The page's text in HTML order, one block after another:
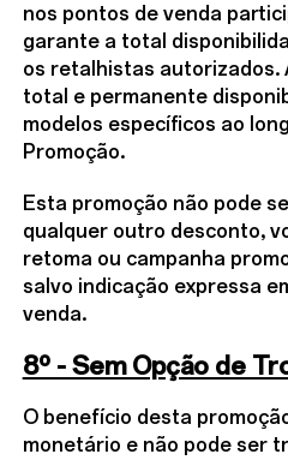
nos pontos de venda
garante a total
os retalhistas autorizados.
total e permanente
modelos específicos ao
Promoção.
Esta promoção não pode
qualquer outro desconto,
retoma ou campanha
salvo indicação expressa
venda.
8º - Sem Opção de
O benefício desta
monetário e não pode ser